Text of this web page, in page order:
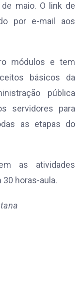
maio. O link de
por e-mail aos
módulos e tem
básicos da
pública
servidores para
as etapas do
as atividades
horas-aula.